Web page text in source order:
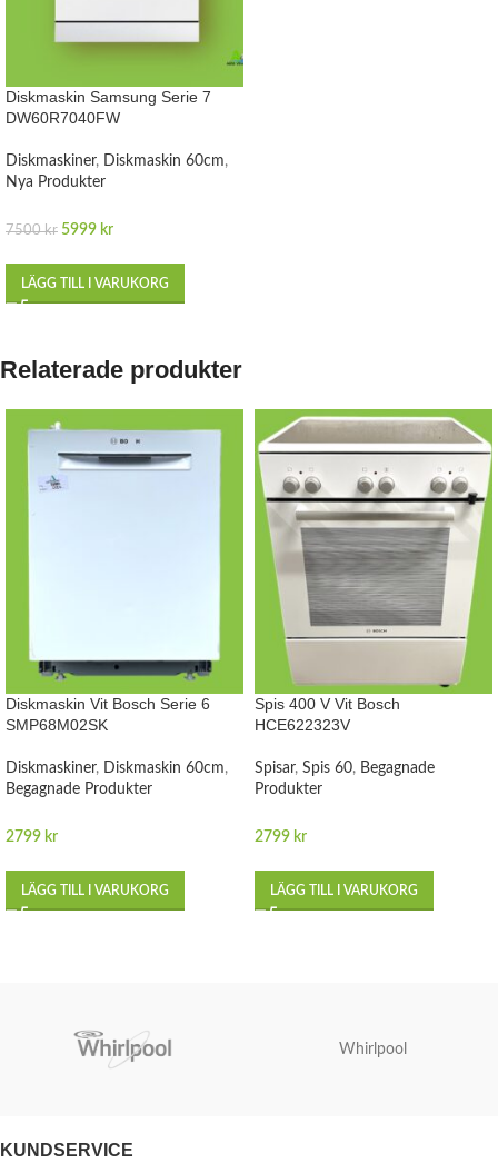
Diskmaskin Samsung Serie 7
DW60R7040FW
Diskmaskiner, Diskmaskin 60cm,
Nya Produkter
7500kr 5999 kr
LÄGG TILL I VARUKORG
Relaterade produkter
Diskmaskin Vit Bosch Serie 6
SMP68M02SK
Diskmaskiner, Diskmaskin 60cm,
Begagnade Produkter
2799 kr
LÄGG TILL I VARUKORG
Spis 400 V Vit Bosch
HCE622323V
Spisar, Spis 60, Begagnade
Produkter
2799 kr
LÄGG TILL I VARUKORG
Whirlpool
KUNDSERVICE